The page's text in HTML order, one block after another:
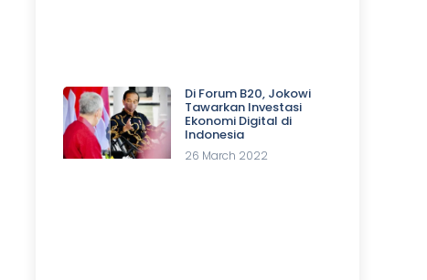
Di Forum B20, Jokowi
Tawarkan Investasi
Ekonomi Digital di
Indonesia
26 March 2022